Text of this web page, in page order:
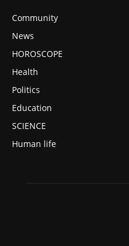
Community
News
HOROSCOPE
Health
Politics
Education
SCIENCE
Human life